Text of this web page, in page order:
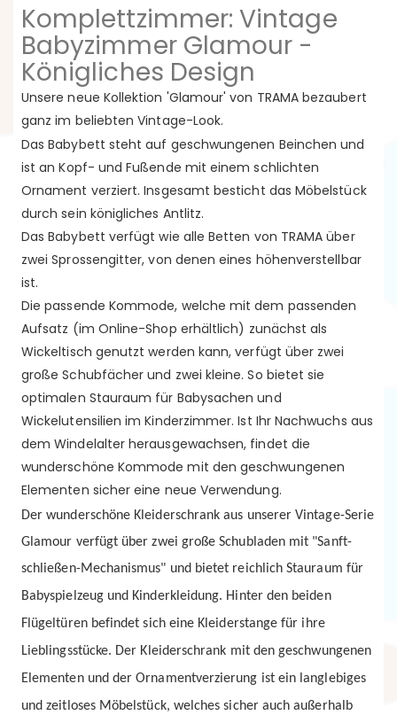
Komplettzimmer: Vintage
Babyzimmer Glamour -
Königliches Design
Unsere neue Kollektion 'Glamour' von TRAMA bezaubert
ganz im beliebten Vintage-Look.
Das Babybett steht auf geschwungenen Beinchen und
ist an Kopf- und Fußende mit einem schlichten
Ornament verziert. Insgesamt besticht das Möbelstück
durch sein königliches Antlitz.
Das Babybett verfügt wie alle Betten von TRAMA über
zwei Sprossengitter, von denen eines höhenverstellbar
ist.
Die passende Kommode, welche mit dem passenden
Aufsatz (im Online-Shop erhältlich) zunächst als
Wickeltisch genutzt werden kann, verfügt über zwei
große Schubfächer und zwei kleine. So bietet sie
optimalen Stauraum für Babysachen und
Wickelutensilien im Kinderzimmer. Ist Ihr Nachwuchs aus
dem Windelalter herausgewachsen, findet die
wunderschöne Kommode mit den geschwungenen
Elementen sicher eine neue Verwendung.
Der wunderschöne Kleiderschrank aus unserer Vintage-Serie
Glamour verfügt über zwei große Schubladen mit "Sanft-
schließen-Mechanismus" und bietet reichlich Stauraum für
Babyspielzeug und Kinderkleidung. Hinter den beiden
Flügeltüren befindet sich eine Kleiderstange für ihre
Lieblingsstücke. Der Kleiderschrank mit den geschwungenen
Elementen und der Ornamentverzierung ist ein langlebiges
und zeitloses Möbelstück, welches sicher auch außerhalb